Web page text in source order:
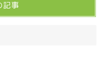
記事
宮の震災後の様子